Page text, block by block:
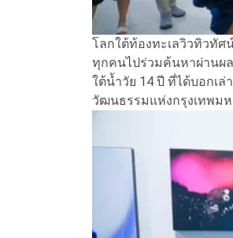
โลกใต้ท้องทะเลวิวทิวทัศ
ทุกคนไปร่วมค้นหาผ่านผ
ใต้น้ำวัย 14 ปี ที่ได้บอกเล่
วัฒนธรรมแห่งกรุงเทพม